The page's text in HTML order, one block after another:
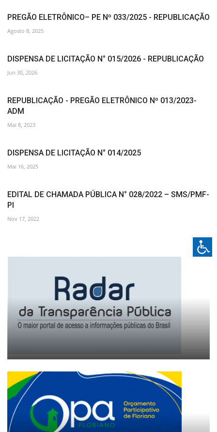
PREGÃO ELETRÔNICO– PE Nº 033/2025 - REPUBLICAÇÃO
Agosto 8, 2025
DISPENSA DE LICITAÇÃO N° 015/2026 - REPUBLICAÇÃO
Jun 30, 2026
REPUBLICAÇÃO - PREGÃO ELETRÔNICO Nº 013/2023-
ADM
Mai 8, 2023
DISPENSA DE LICITAÇÃO N° 014/2025
Mai 16, 2025
EDITAL DE CHAMADA PÚBLICA N° 028/2022 – SMS/PMF-
PI
Nov 17, 2022